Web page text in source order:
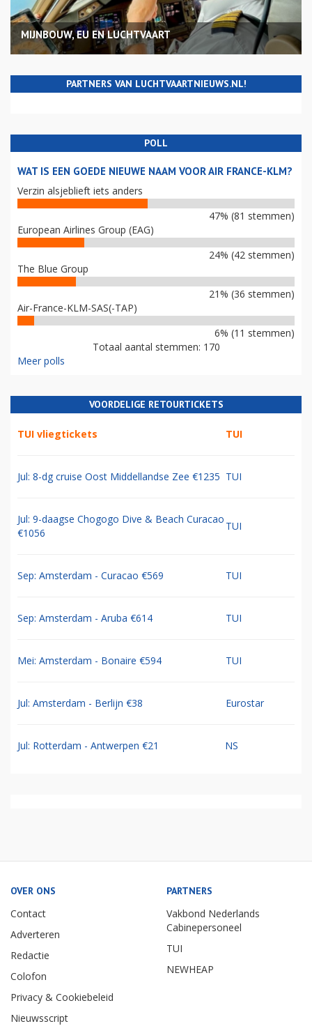
MIJNBOUW, EU EN LUCHTVAART
PARTNERS VAN LUCHTVAARTNIEUWS.NL!
POLL
WAT IS EEN GOEDE NIEUWE NAAM VOOR AIR FRANCE-KLM?
Verzin alsjeblieft iets anders
47% (81 stemmen)
European Airlines Group (EAG)
24% (42 stemmen)
The Blue Group
21% (36 stemmen)
Air-France-KLM-SAS(-TAP)
6% (11 stemmen)
Totaal aantal stemmen: 170
Meer polls
VOORDELIGE RETOURTICKETS
TUI vliegtickets TUI
Jul: 8-dg cruise Oost Middellandse Zee €1235 TUI
Jul: 9-daagse Chogogo Dive & Beach Curacao
€1056
TUI
Sep: Amsterdam - Curacao €569 TUI
Sep: Amsterdam - Aruba €614 TUI
Mei: Amsterdam - Bonaire €594 TUI
Jul: Amsterdam - Berlijn €38 Eurostar
Jul: Rotterdam - Antwerpen €21 NS
OVER ONS
Contact
Adverteren
Redactie
Colofon
Privacy & Cookiebeleid
Nieuwsscript
PARTNERS
Vakbond Nederlands
Cabinepersoneel
TUI
NEWHEAP